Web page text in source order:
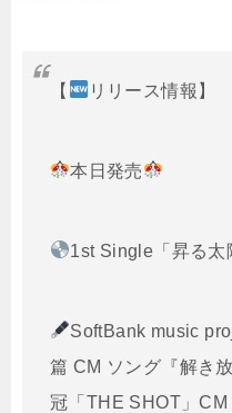
【 リリース情報】
本日発売
1st Single「昇る太
SoftBank music
篇 CM ソング『解き
冠「THE SHOT」CM